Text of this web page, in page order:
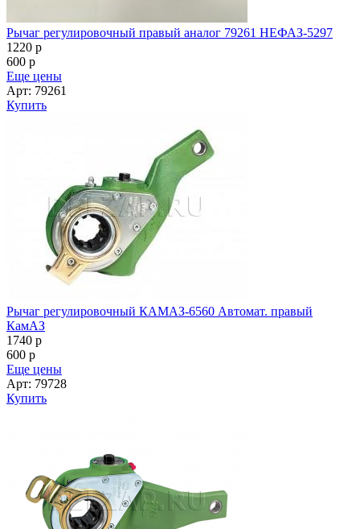
Рычаг регулировочный правый аналог 79261 НЕФАЗ-5297
1220 p
600 p
Еще цены
Арт: 79261
Купить
Рычаг регулировочный КАМАЗ-6560 Автомат. правый
КамАЗ
1740 p
600 p
Еще цены
Арт: 79728
Купить